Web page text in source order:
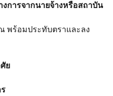
งการจากนายจ้างหรือสถาบัน
พร้อมประทับตราและลง
ย